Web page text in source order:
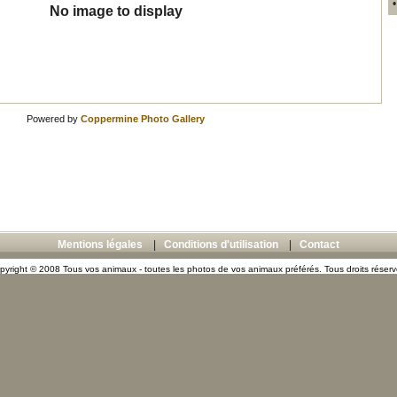
No image to display
Powered by Coppermine Photo Gallery
Mentions légales Conditions d'utilisation Contact
© 2008 Tous vos animaux - toutes les photos de vos animaux préférés. Tous droits